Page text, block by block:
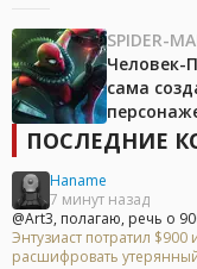
SPIDER-
Человек-
сама
ПОСЛЕДНИЕ
Haname
7 минут назад
@Art3, полагаю, речь о
Энтузиаст потратил
расшифровать